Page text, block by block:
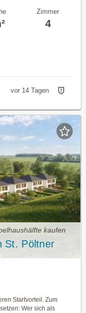
Zimmer
4
vor 14 Tagen
kaufen
St. Pöltner
Startvorteil. Zum
Wer sich als